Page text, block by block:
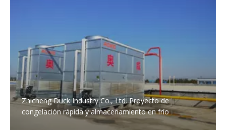
Zhicheng Duck Industry Co., Ltd. Proyecto de
congelación rápida y almacenamiento en frío